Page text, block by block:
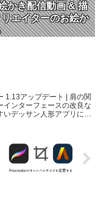
かき配信動画 & 描
エイターのお絵か
1.13アップデート | 肩の関
インターフェースの改良な
いデッサン人形アプリに進